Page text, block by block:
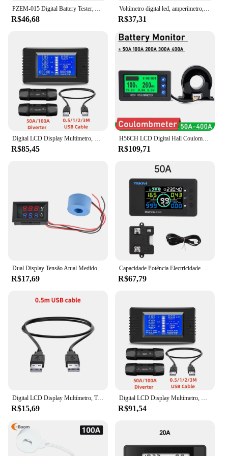
PZEM-015 Digital Battery Tester, Amperímetro, Voltímetro, Power Meter, Power Capacity, Impedance, Residual, DC, 8-120V, 50A, 100A
R$46,68
Voltímetro digital led, amperímetro, voltagem de corrente, medidor de energia, bateria, monitor de teste, dc 0-200v, 50a, 100a
R$37,31
Digital LCD Display Multímetro, Monitor de Bateria, Energia Impedância Voltímetro, Wattímetro, DC 0-200V, 50A, 100A, 9 em 1, PZEM-015
R$85,45
H56CH LCD Digital Hall Coulomb Medidor, Amperímetro, Voltímetro, DC 9-100V, 50A, 100A, 300A, 400A, Tensão Atual, Power Meter, Bateria Indicador
R$109,71
R$17,69 R$67,79
Digital LCD Display Multímetro, Tensão Atual, Medidor De Energia De Potência, Atualização Porta USB, Amperímetro, Voltímetro, PZEM-051 50A, DC 6.5-100V
R$15,69 R$91,54